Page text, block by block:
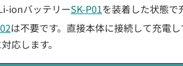
ionバッテリーSK-P01を装着した状態で
は不要です。直接本体に接続して充電し
応します。